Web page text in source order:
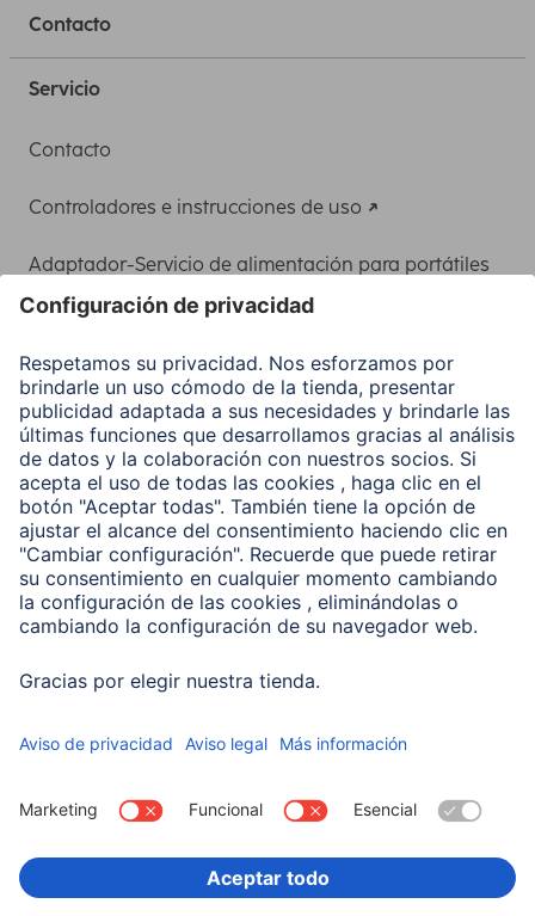
Contacto
Servicio
Contacto
Controladores e instrucciones de uso
Adaptador-Servicio de alimentación para portátiles
Clientes online
Conviértete en distribuidor
Compañía
Historia de la empresa
Hama en todo el Mundo
Sostenibilidad
Business-Portal
Escoger Pais